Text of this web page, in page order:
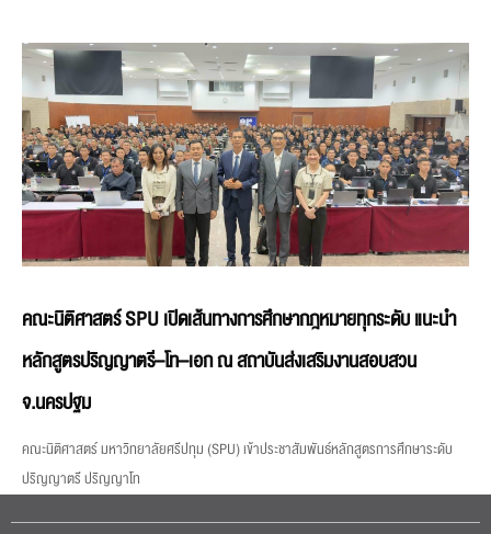
คณะนิติศาสตร์ SPU เปิดเส้นทางการศึกษากฎหมายทุกระดับ แนะนำ
หลักสูตรปริญญาตรี–โท–เอก ณ สถาบันส่งเสริมงานสอบสวน
จ.นครปฐม
คณะนิติศาสตร์ มหาวิทยาลัยศรีปทุม (SPU) เข้าประชาสัมพันธ์หลักสูตรการศึกษาระดับ
ปริญญาตรี ปริญญาโท